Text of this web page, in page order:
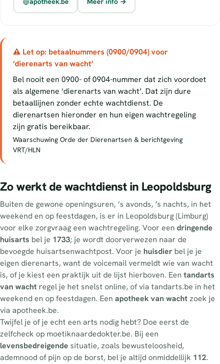
⚠ Let op: betaalnummers (0900/0904) voor
‘dierenarts van wacht’
Bel nooit een 0900- of 0904-nummer dat zich voordoet
als algemene ‘dierenarts van wacht’. Dat zijn dure
betaallijnen zonder echte wachtdienst. De
dierenartsen hieronder en hun eigen wachtregeling
zijn gratis bereikbaar.
Waarschuwing Orde der Dierenartsen & berichtgeving
VRT/HLN
Zo werkt de wachtdienst in Leopoldsburg
Buiten de gewone openingsuren, ’s avonds, ’s nachts, in het
weekend en op feestdagen, is er in Leopoldsburg (Limburg)
voor elke zorgvraag een wachtregeling. Voor een dringende
huisarts bel je 1733; je wordt doorverwezen naar de
bevoegde huisartsenwachtpost. Voor je huisdier bel je je
eigen dierenarts, want de voicemail vermeldt wie van wacht
is, of je kiest een praktijk uit de lijst hierboven. Een tandarts
van wacht regel je het snelst online, of via tandarts.be in het
weekend en op feestdagen. Een apotheek van wachtzoek je
via apotheek.be.
Twijfel je of je echt een arts nodig hebt? Doe eerst de
zelfcheck op moetiknaardedokter.be. Bij een
levensbedreigende situatie, zoals bewusteloosheid,
ademnood of pijn op de borst, bel je altijd onmiddellijk 112.